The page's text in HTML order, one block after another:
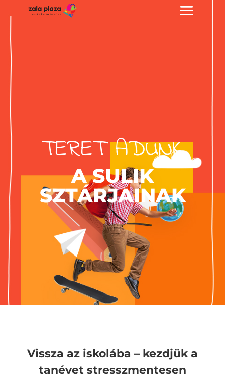
TERET ADUNK
A SULIK
SZTÁRJAINAK
Vissza az iskolába – kezdjük a
tanévet stresszmentesen